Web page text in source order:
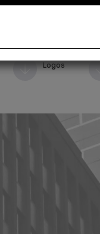
e
voltada para o
Logos